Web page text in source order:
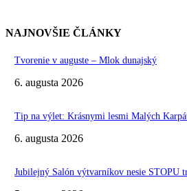
NAJNOVŠIE ČLÁNKY
Tvorenie v auguste – Mlok dunajský
6. augusta 2026
Tip na výlet: Krásnymi lesmi Malých
6. augusta 2026
Jubilejný Salón výtvarníkov nesie STOPU